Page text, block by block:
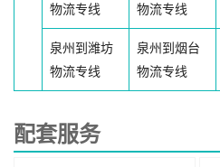
物流专线
物流专线
泉州到潍坊
物流专线
泉州到烟台
物流专线
配套服务